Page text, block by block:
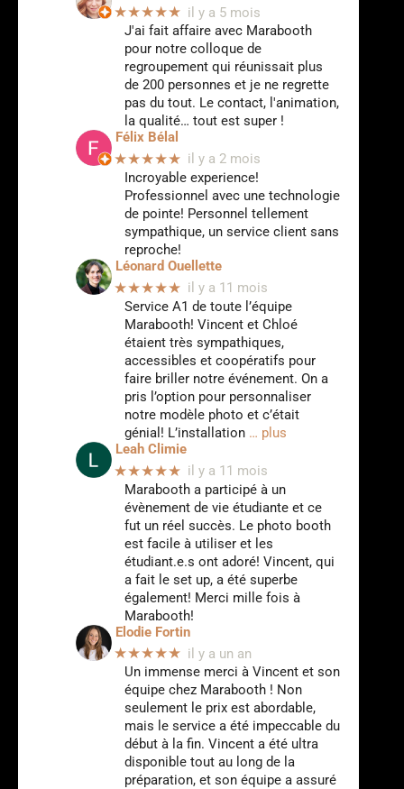
★★★★★ il y a 5 mois
J'ai fait affaire avec Marabooth
pour notre colloque de
regroupement qui réunissait plus
de 200 personnes et je ne regrette
pas du tout. Le contact, l'animation,
la qualité… tout est super !
Félix Bélal
★★★★★ il y a 2 mois
Incroyable experience!
Professionnel avec une technologie
de pointe! Personnel tellement
sympathique, un service client sans
reproche!
Léonard Ouellette
★★★★★ il y a 11 mois
Service A1 de toute l’équipe
Marabooth! Vincent et Chloé
étaient très sympathiques,
accessibles et coopératifs pour
faire briller notre événement. On a
pris l’option pour personnaliser
notre modèle photo et c’était
génial! L’installation … plus
Leah Climie
★★★★★ il y a 11 mois
Marabooth a participé à un
évènement de vie étudiante et ce
fut un réel succès. Le photo booth
est facile à utiliser et les
étudiant.e.s ont adoré! Vincent, qui
a fait le set up, a été superbe
également! Merci mille fois à
Marabooth!
Elodie Fortin
★★★★★ il y a un an
Un immense merci à Vincent et son
équipe chez Marabooth ! Non
seulement le prix est abordable,
mais le service a été impeccable du
début à la fin. Vincent a été ultra
disponible tout au long de la
préparation, et son équipe a assuré